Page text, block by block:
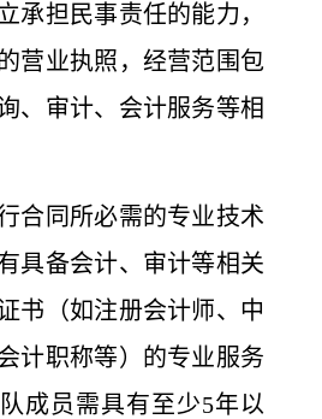
承担民事责任的能力，
营业执照，经营范围包
、审计、会计服务等相
合同所必需的专业技术
具备会计、审计等相关
书（如注册会计师、中
计职称等）的专业服务
成员需具有至少5年以